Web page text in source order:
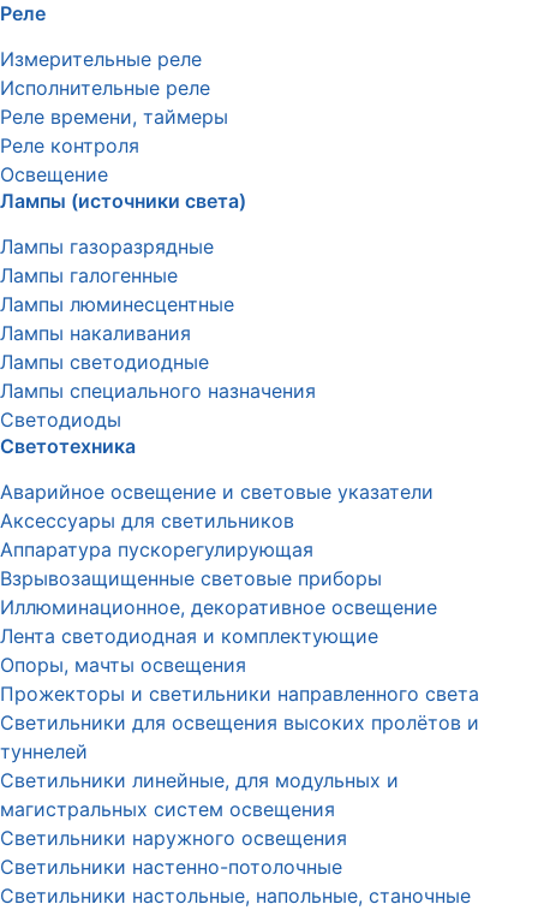
Реле
Измерительные реле
Исполнительные реле
Реле времени, таймеры
Реле контроля
Освещение
Лампы (источники света)
Лампы газоразрядные
Лампы галогенные
Лампы люминесцентные
Лампы накаливания
Лампы светодиодные
Лампы специального назначения
Светодиоды
Светотехника
Аварийное освещение и световые указатели
Аксессуары для светильников
Аппаратура пускорегулирующая
Взрывозащищенные световые приборы
Иллюминационное, декоративное освещение
Лента светодиодная и комплектующие
Опоры, мачты освещения
Прожекторы и светильники направленного света
Светильники для освещения высоких пролётов и
туннелей
Светильники линейные, для модульных и
магистральных систем освещения
Светильники наружного освещения
Светильники настенно-потолочные
Светильники настольные, напольные, станочные